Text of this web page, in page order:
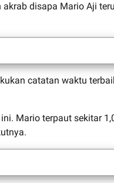
akrab disapa Mario Aji
catatan waktu
Mario terpaut sekitar